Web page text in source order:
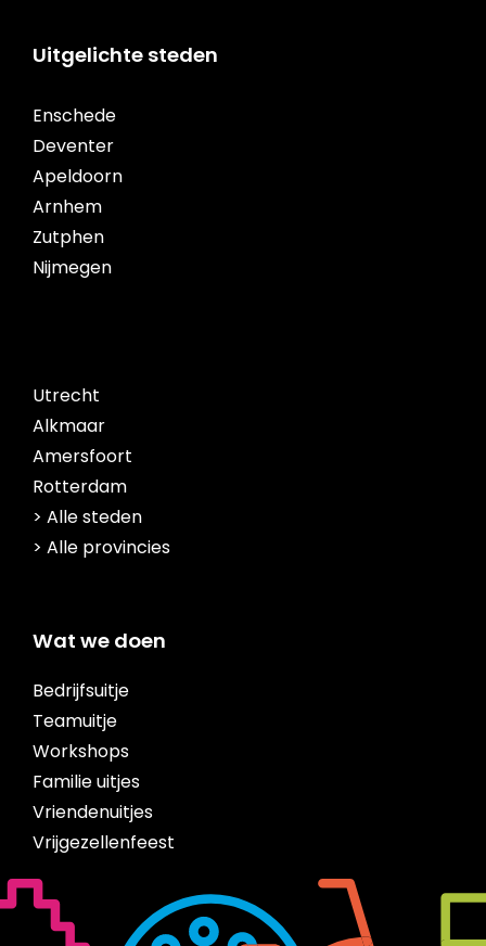
Uitgelichte steden
Enschede
Deventer
Apeldoorn
Arnhem
Zutphen
Nijmegen
Utrecht
Alkmaar
Amersfoort
Rotterdam
> Alle steden
> Alle provincies
Wat we doen
Bedrijfsuitje
Teamuitje
Workshops
Familie uitjes
Vriendenuitjes
Vrijgezellenfeest